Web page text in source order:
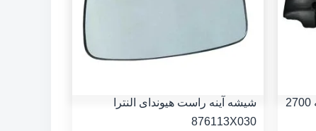
سینی زیر موتور هیوندای سانتافه 2700
شیشه آینه راست هیوندای النترا
876113X030